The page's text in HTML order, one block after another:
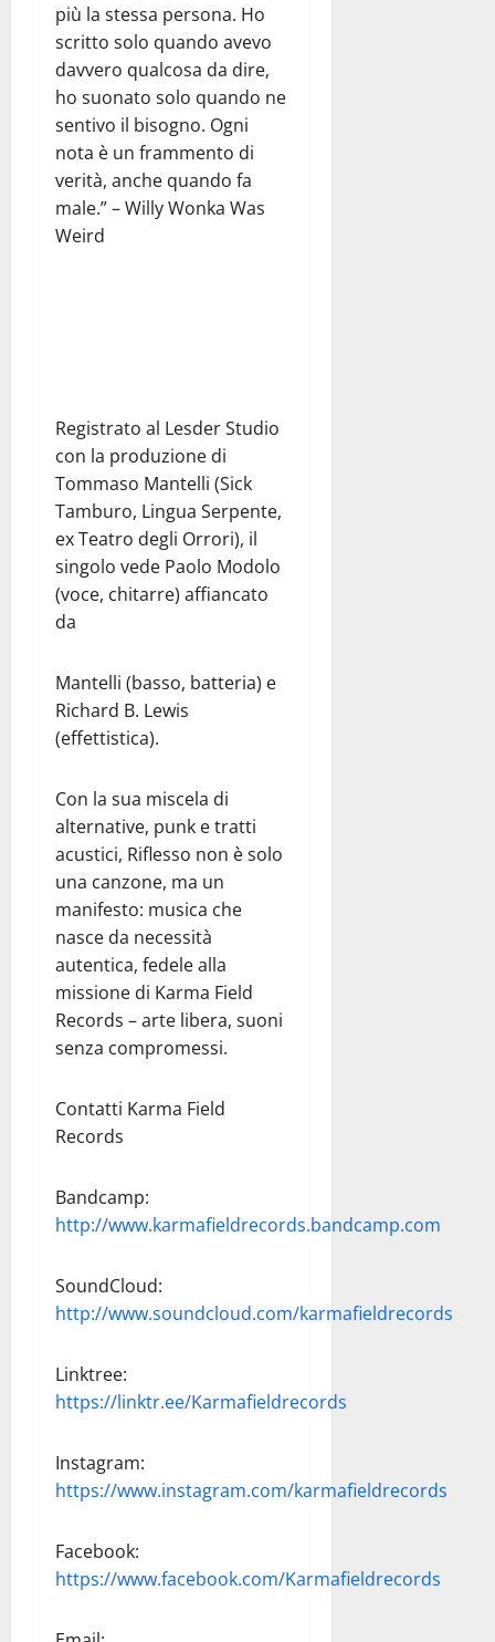
più la stessa persona. Ho
scritto solo quando avevo
davvero qualcosa da dire,
ho suonato solo quando ne
sentivo il bisogno. Ogni
nota è un frammento di
verità, anche quando fa
male.” – Willy Wonka Was
Weird
Registrato al Lesder Studio
con la produzione di
Tommaso Mantelli (Sick
Tamburo, Lingua Serpente,
ex Teatro degli Orrori), il
singolo vede Paolo Modolo
(voce, chitarre) affiancato
da
Mantelli (basso, batteria) e
Richard B. Lewis
(effettistica).
Con la sua miscela di
alternative, punk e tratti
acustici, Riflesso non è solo
una canzone, ma un
manifesto: musica che
nasce da necessità
autentica, fedele alla
missione di Karma Field
Records – arte libera, suoni
senza compromessi.
Contatti Karma Field
Records
Bandcamp:
http://www.karmafieldrecords.bandcamp.com
SoundCloud:
http://www.soundcloud.com/karmafieldrecords
Linktree:
https://linktr.ee/Karmafieldrecords
Instagram:
https://www.instagram.com/karmafieldrecords
Facebook:
https://www.facebook.com/Karmafieldrecords